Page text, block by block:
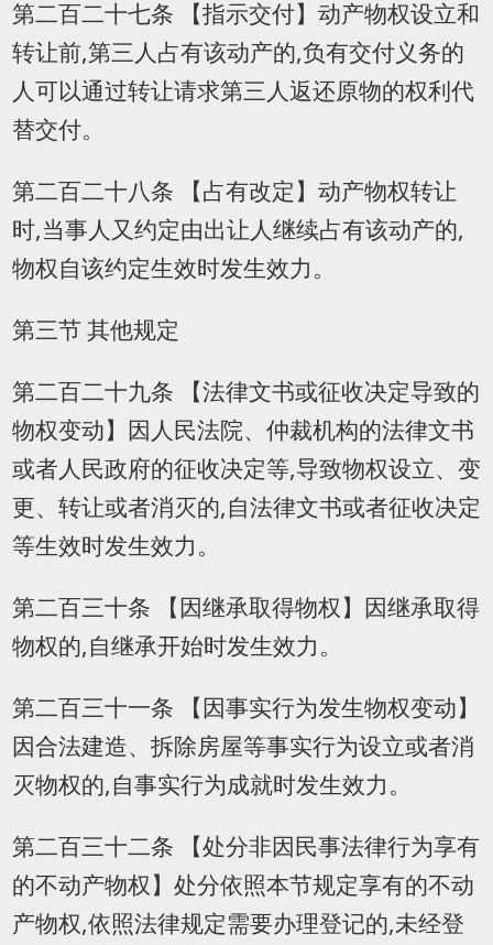
第二百二十七条 【指示交付】动产物权设立和
转让前,第三人占有该动产的,负有交付义务的
人可以通过转让请求第三人返还原物的权利代
替交付。
第二百二十八条 【占有改定】动产物权转让
时,当事人又约定由出让人继续占有该动产的,
物权自该约定生效时发生效力。
第三节 其他规定
第二百二十九条 【法律文书或征收决定导致的
物权变动】因人民法院、仲裁机构的法律文书
或者人民政府的征收决定等,导致物权设立、变
更、转让或者消灭的,自法律文书或者征收决定
等生效时发生效力。
第二百三十条 【因继承取得物权】因继承取得
物权的,自继承开始时发生效力。
第二百三十一条 【因事实行为发生物权变动】
因合法建造、拆除房屋等事实行为设立或者消
灭物权的,自事实行为成就时发生效力。
第二百三十二条 【处分非因民事法律行为享有
的不动产物权】处分依照本节规定享有的不动
产物权,依照法律规定需要办理登记的,未经登